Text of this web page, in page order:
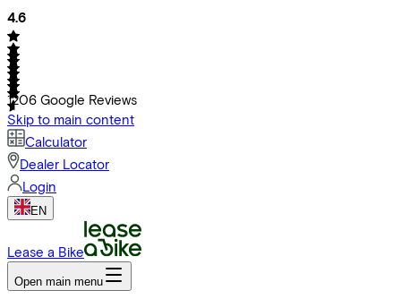
4.6
1206 Google Reviews
Skip to main content
Calculator
Dealer Locator
Login
EN
Lease a Bike
Open main menu